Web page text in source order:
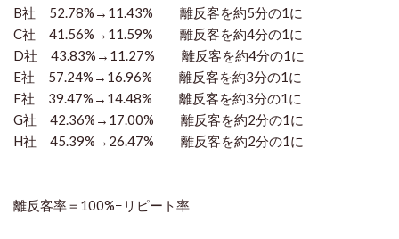
B社 52.78%→11.43% 離反客を約5分の1に
C社 41.56%→11.59% 離反客を約4分の1に
D社 43.83%→11.27% 離反客を約4分の1に
E社 57.24%→16.96% 離反客を約3分の1に
F社 39.47%→14.48% 離反客を約3分の1に
G社 42.36%→17.00% 離反客を約2分の1に
H社 45.39%→26.47% 離反客を約2分の1に
離反客率＝100%−リピート率